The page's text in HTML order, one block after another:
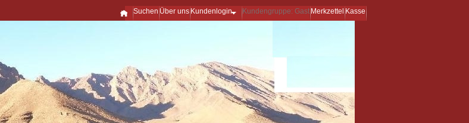
Suchen Über uns Kundenlogin Kundengruppe: Gast Merkzettel Kasse